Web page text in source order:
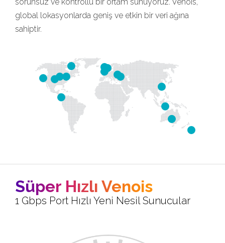
global lokasyonlarda geniş ve etkin bir veri ağına
sahiptir.
Süper Hızlı Venois
1 Gbps Port Hızlı Yeni Nesil Sunucular